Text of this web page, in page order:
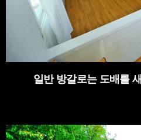
일반 방갈로는 도배를